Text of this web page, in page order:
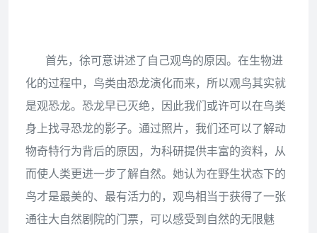
首先，徐可意讲述了自己观鸟的原因。在生物进
化的过程中，鸟类由恐龙演化而来，所以观鸟其实就
是观恐龙。恐龙早已灭绝，因此我们或许可以在鸟类
身上找寻恐龙的影子。通过照片，我们还可以了解动
物奇特行为背后的原因，为科研提供丰富的资料，从
而使人类更进一步了解自然。她认为在野生状态下的
鸟才是最美的、最有活力的，观鸟相当于获得了一张
通往大自然剧院的门票，可以感受到自然的无限魅